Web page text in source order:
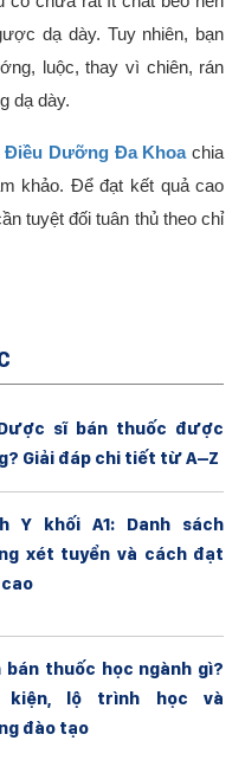
dạ dày. Tuy nhiên, bạn
luộc, thay vì chiên, rán
dạ dày.
Điều Dưỡng Đa Khoachia
khảo. Để đạt kết quả cao
tuyệt đối tuân thủ theo chỉ
sĩ bán thuốc được
Giải đáp chi tiết từ A–Z
Y khối A1: Danh sách
xét tuyển và cách đạt
bán thuốc học ngành gì?
kiện, lộ trình học và
đào tạo